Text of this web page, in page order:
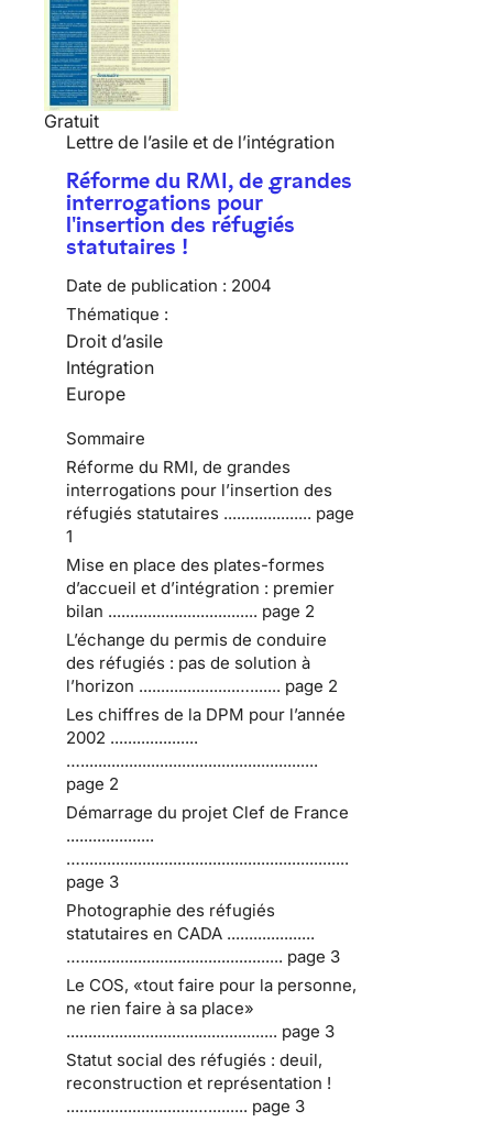
Gratuit
Lettre de l’asile et de l’intégration
Réforme du RMI, de grandes
interrogations pour
l'insertion des réfugiés
statutaires !
Date de publication : 2004
Thématique :
Droit d’asile
Intégration
Europe
Sommaire
Réforme du RMI, de grandes
interrogations pour l’insertion des
réfugiés statutaires .................... page
1
Mise en place des plates-formes
d’accueil et d’intégration : premier
bilan .................................. page 2
L’échange du permis de conduire
des réfugiés : pas de solution à
l’horizon ......................…....... page 2
Les chiffres de la DPM pour l’année
2002 ....................
…......................................................
page 2
Démarrage du projet Clef de France
....................
….............................................................
page 3
Photographie des réfugiés
statutaires en CADA ....................
….............................................. page 3
Le COS, «tout faire pour la personne,
ne rien faire à sa place»
................................................ page 3
Statut social des réfugiés : deuil,
reconstruction et représentation !
.............................…......... page 3